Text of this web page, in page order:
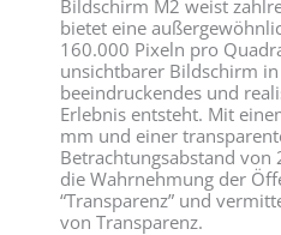
Bildschirm M2 weist
bietet eine
160.000 Pixeln pro
unsichtbarer Bildschirm
beeindruckendes und
Erlebnis entsteht. Mit
mm und einer
Betrachtungsabstand von
die Wahrnehmung der
“Transparenz” und
von Transparenz.